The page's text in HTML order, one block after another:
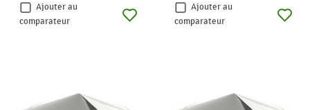
Ajouter au
comparateur
Ajouter au
comparateur